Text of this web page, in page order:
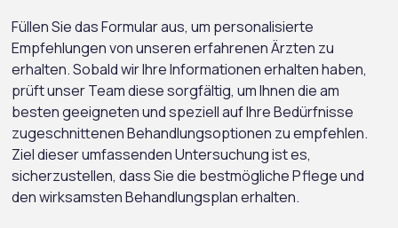
Füllen Sie das Formular aus, um personalisierte
Empfehlungen von unseren erfahrenen Ärzten zu
erhalten. Sobald wir Ihre Informationen erhalten haben,
prüft unser Team diese sorgfältig, um Ihnen die am
besten geeigneten und speziell auf Ihre Bedürfnisse
zugeschnittenen Behandlungsoptionen zu empfehlen.
Ziel dieser umfassenden Untersuchung ist es,
sicherzustellen, dass Sie die bestmögliche Pflege und
den wirksamsten Behandlungsplan erhalten.